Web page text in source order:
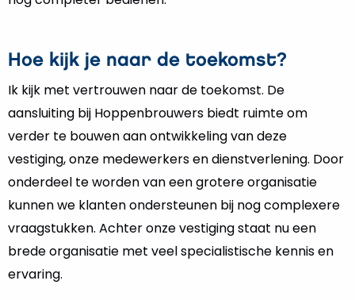
Hoe kijk je naar de toekomst?
Ik kijk met vertrouwen naar de toekomst. De
aansluiting bij Hoppenbrouwers biedt ruimte om
verder te bouwen aan ontwikkeling van deze
vestiging, onze medewerkers en dienstverlening. Door
onderdeel te worden van een grotere organisatie
kunnen we klanten ondersteunen bij nog complexere
vraagstukken. Achter onze vestiging staat nu een
brede organisatie met veel specialistische kennis en
ervaring.